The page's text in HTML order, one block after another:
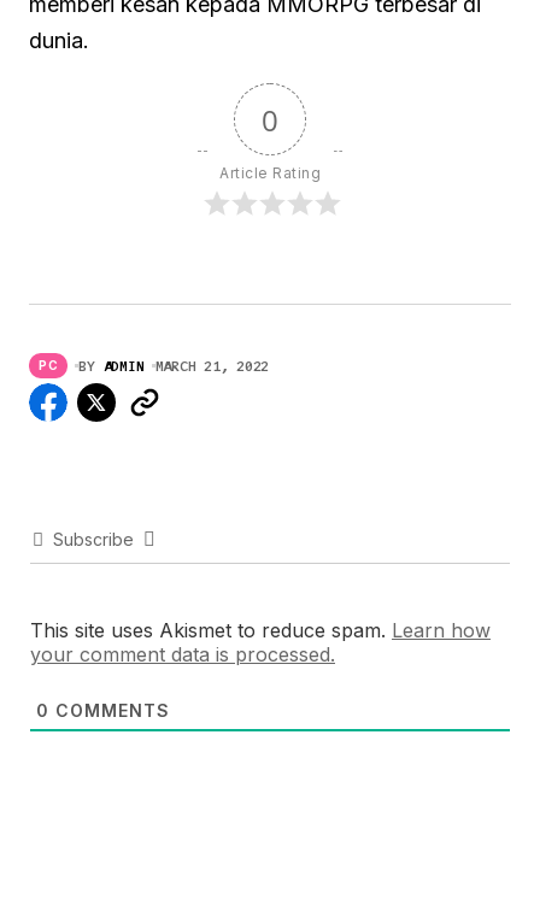
dunia.
0
Article Rating
PC BY ADMIN MARCH 21, 2022
Subscribe
This site uses Akismet to reduce spam. Learn how
your comment data is processed.
0 COMMENTS